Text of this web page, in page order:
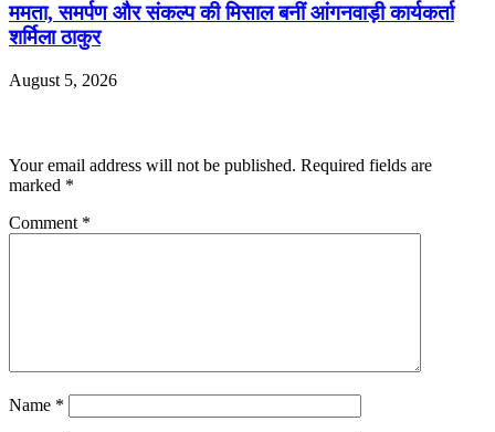
ममता, समर्पण और संकल्प की मिसाल बनीं आंगनवाड़ी कार्यकर्ता
शर्मिला ठाकुर
August 5, 2026
Your email address will not be published. Required fields are
marked *
Comment *
Name *